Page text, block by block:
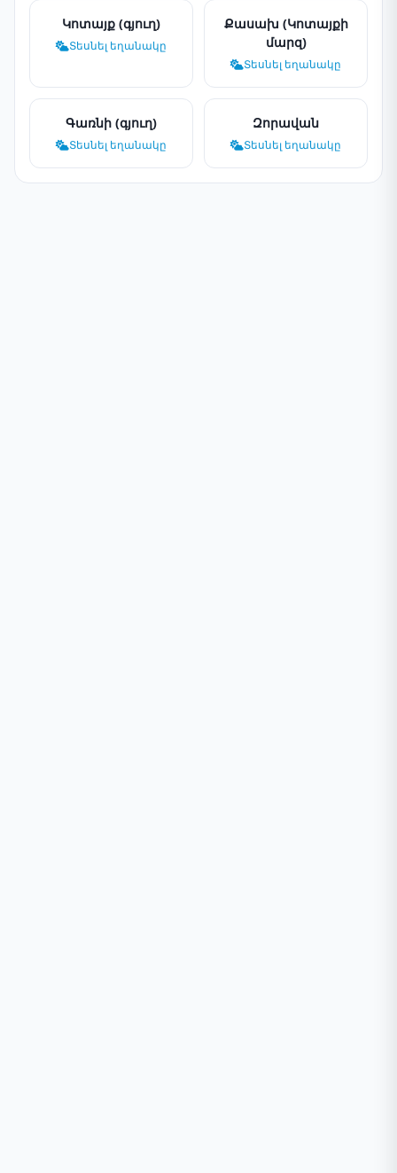
Կոտայք (գյուղ)
Տեսնել եղանակը
Քասախ (Կոտայքի
մարզ)
Տեսնել եղանակը
Գառնի (գյուղ)
Տեսնել եղանակը
Զորավան
Տեսնել եղանակը